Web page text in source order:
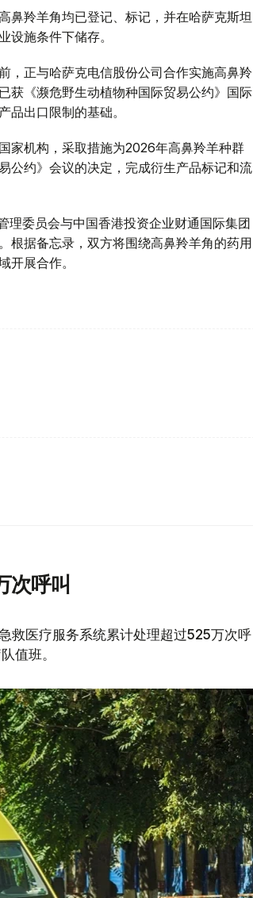
鼻羚羊角均已登记、标记，并在哈萨克斯坦
设施条件下储存。
，正与哈萨克电信股份公司合作实施高鼻羚
获《濒危野生动植物种国际贸易公约》国际
出口限制的基础。
家机构，采取措施为2026年高鼻羚羊种群
公约》会议的决定，完成衍生产品标记和流
理委员会与中国香港投资企业财通国际集团
根据备忘录，双方将围绕高鼻羚羊角的药用
开展合作。
次呼叫
救医疗服务系统累计处理超过525万次呼
值班。